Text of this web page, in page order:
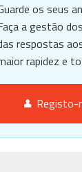
os seus
a gestão
respostas
rapidez e
Registo-